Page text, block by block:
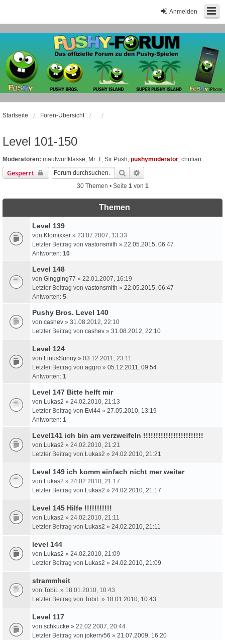
Anmelden
Startseite Foren-Übersicht
Level 101-150
Moderatoren: maulwurfklasse, Mr. T, Sir Push, pushymoderator, chulian
Gesperrt Suche
30 Themen • Seite 1von 1
Themen
Level 139
von Klomixxer » 23.07.2007, 13:33
Letzter Beitrag von vastonsmith » 22.05.2015, 06:47
Antworten: 10
Level 148
von Gingging77 » 22.01.2007, 16:19
Letzter Beitrag von vastonsmith » 22.05.2015, 06:47
Antworten: 5
Pushy Bros. Level 140
von cashev » 31.08.2012, 22:10
Letzter Beitrag von cashev » 31.08.2012, 22:10
Level 124
von LinusSunny » 03.12.2011, 23:11
Letzter Beitrag von aggro » 05.12.2011, 09:54
Antworten: 1
Level 147 Bitte helft mir
von Lukas2 » 24.02.2010, 21:13
Letzter Beitrag von Evi44 » 27.05.2010, 13:19
Antworten: 1
Level141 ich bin am verzweifeln !!!!!!!!!!!!!!!!!!!!!!!!
von Lukas2 » 24.02.2010, 21:21
Letzter Beitrag von Lukas2 » 24.02.2010, 21:21
Level 149 ich komm einfach nicht mer weiter
von Lukas2 » 24.02.2010, 21:17
Letzter Beitrag von Lukas2 » 24.02.2010, 21:17
Level 145 Hilfe !!!!!!!!!!!
von Lukas2 » 24.02.2010, 21:11
Letzter Beitrag von Lukas2 » 24.02.2010, 21:11
level 144
von Lukas2 » 24.02.2010, 21:09
Letzter Beitrag von Lukas2 » 24.02.2010, 21:09
strammheit
von TobiL » 18.01.2010, 10:43
Letzter Beitrag von TobiL » 18.01.2010, 10:43
Level 117
von schkucke » 22.02.2007, 20:44
Letzter Beitrag von jokerrv56 » 21.07.2009, 16:20